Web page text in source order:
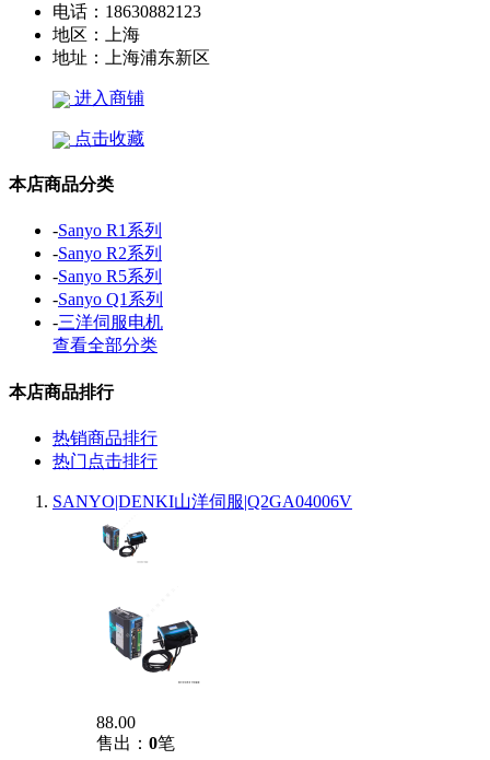
电话： 18630882123
地区：
上海
地址：
上海浦东新区
进入商铺
点击收藏
本店商品分类
-Sanyo R1系列
-Sanyo R2系列
-Sanyo R5系列
-Sanyo Q1系列
-三洋伺服电机
查看全部分类
本店商品排行
热销商品排行
热门点击排行
SANYO|DENKI山洋伺服|Q2GA04006V
88.00
售出： 0笔